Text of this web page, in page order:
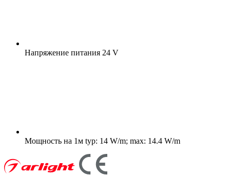
Напряжение питания 24 V
Мощность на 1м typ: 14 W/m; max: 14.4 W/m